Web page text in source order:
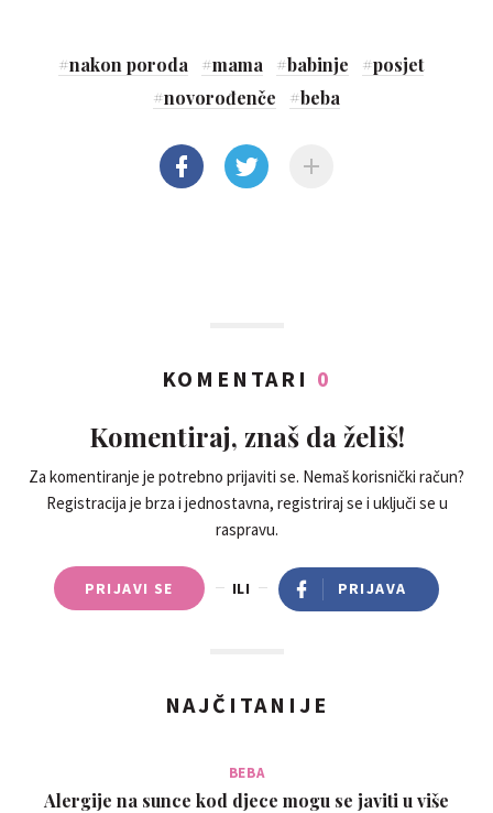
#nakon poroda #mama #babinje #posjet
#novorođenče #beba
KOMENTARI 0
Komentiraj, znaš da želiš!
Za komentiranje je potrebno prijaviti se. Nemaš korisnički račun?
Registracija je brza i jednostavna, registriraj se i uključi se u
raspravu.
PRIJAVI SE ILI PRIJAVA
NAJČITANIJE
BEBA
Alergije na sunce kod djece mogu se javiti u više